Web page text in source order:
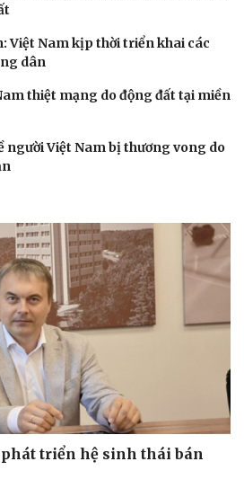
Việt Nam kịp thời triển khai các
dân
thiệt mạng do động đất tại miền
người Việt Nam bị thương vong do
triển hệ sinh thái bán